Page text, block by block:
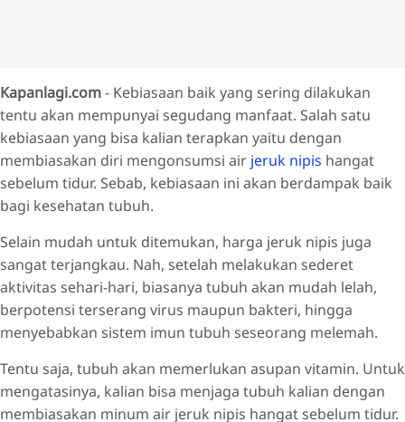
Kapanlagi.com- Kebiasaan baik yang sering dilakukan
tentu akan mempunyai segudang manfaat. Salah satu
kebiasaan yang bisa kalian terapkan yaitu dengan
membiasakan diri mengonsumsi air jeruk nipis hangat
sebelum tidur. Sebab, kebiasaan ini akan berdampak baik
bagi kesehatan tubuh.
Selain mudah untuk ditemukan, harga jeruk nipis juga
sangat terjangkau. Nah, setelah melakukan sederet
aktivitas sehari-hari, biasanya tubuh akan mudah lelah,
berpotensi terserang virus maupun bakteri, hingga
menyebabkan sistem imun tubuh seseorang melemah.
Tentu saja, tubuh akan memerlukan asupan vitamin. Untuk
mengatasinya, kalian bisa menjaga tubuh kalian dengan
membiasakan minum air jeruk nipis hangat sebelum tidur.